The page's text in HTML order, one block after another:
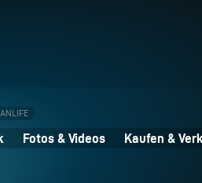
Fotos & Videos Kaufen &